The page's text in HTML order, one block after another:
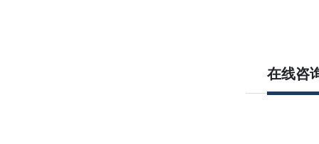
在线咨